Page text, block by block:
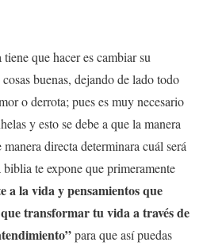
que hacer es cambiar su
buenas, dejando de lado todo
o derrota; pues es muy necesario
y esto se debe a que la manera
directa determinara cuál será
te expone que primeramente
a la vida y pensamientos que
transformar tu vida a través de
para que así puedas